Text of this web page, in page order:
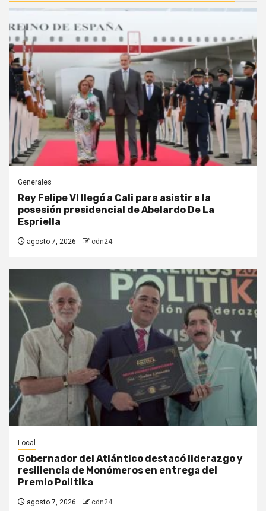
Generales
Rey Felipe VI llegó a Cali para asistir a la
posesión presidencial de Abelardo De La
Espriella
agosto 7, 2026 cdn24
Local
Gobernador del Atlántico destacó liderazgo y
resiliencia de Monómeros en entrega del
Premio Politika
agosto 7, 2026 cdn24